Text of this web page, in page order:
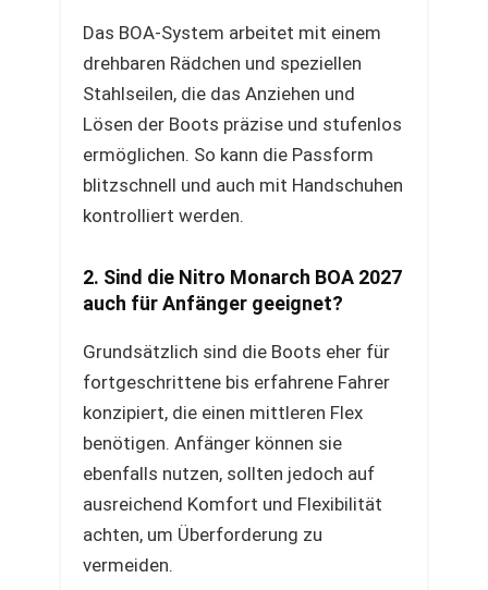
Das BOA-System arbeitet mit einem
drehbaren Rädchen und speziellen
Stahlseilen, die das Anziehen und
Lösen der Boots präzise und stufenlos
ermöglichen. So kann die Passform
blitzschnell und auch mit Handschuhen
kontrolliert werden.
2. Sind die Nitro Monarch BOA 2027
auch für Anfänger geeignet?
Grundsätzlich sind die Boots eher für
fortgeschrittene bis erfahrene Fahrer
konzipiert, die einen mittleren Flex
benötigen. Anfänger können sie
ebenfalls nutzen, sollten jedoch auf
ausreichend Komfort und Flexibilität
achten, um Überforderung zu
vermeiden.